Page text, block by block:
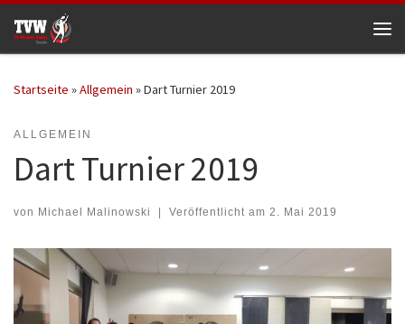
Zum Inhalt springen
Startseite »Allgemein »Dart Turnier 2019
ALLGEMEIN
Dart Turnier 2019
von Michael Malinowski | Veröffentlicht am 2. Mai 2019